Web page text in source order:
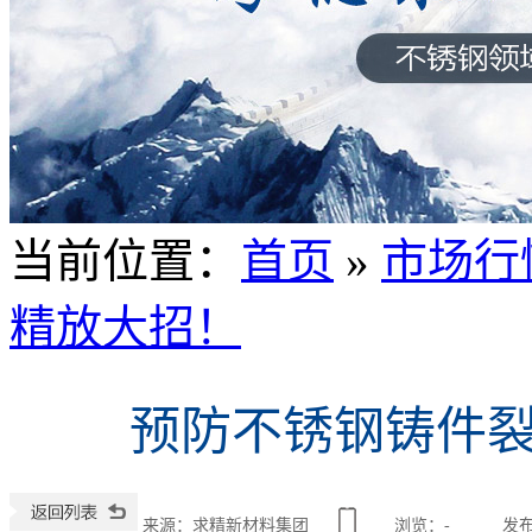
当前位置 ： 首页 » 市场行
精放大招！
预防不锈钢铸件
来源：求精新材料集团 浏览： - 发